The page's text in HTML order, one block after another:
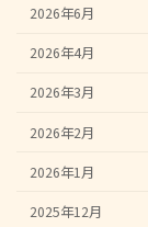
2026年6月
2026年4月
2026年3月
2026年2月
2026年1月
2025年12月